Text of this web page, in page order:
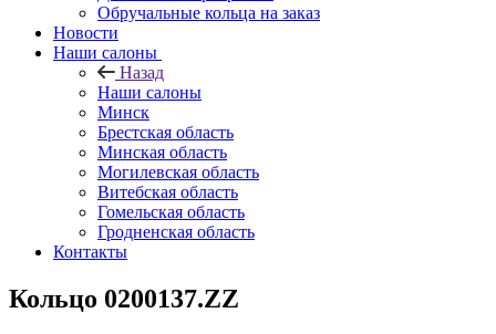
Обручальные кольца на заказ
Новости
Наши салоны
Назад
Наши салоны
Минск
Брестская область
Минская область
Могилевская область
Витебская область
Гомельская область
Гродненская область
Контакты
Кольцо 0200137.ZZ